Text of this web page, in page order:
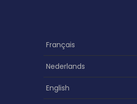
Français
Nederlands
English